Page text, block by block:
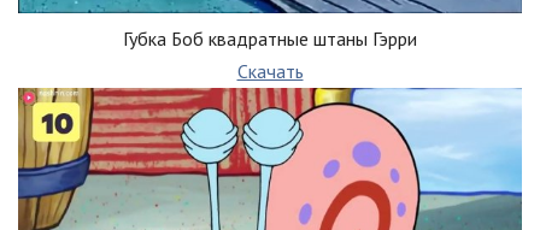
Губка Боб квадратные штаны Гэрри
Скачать